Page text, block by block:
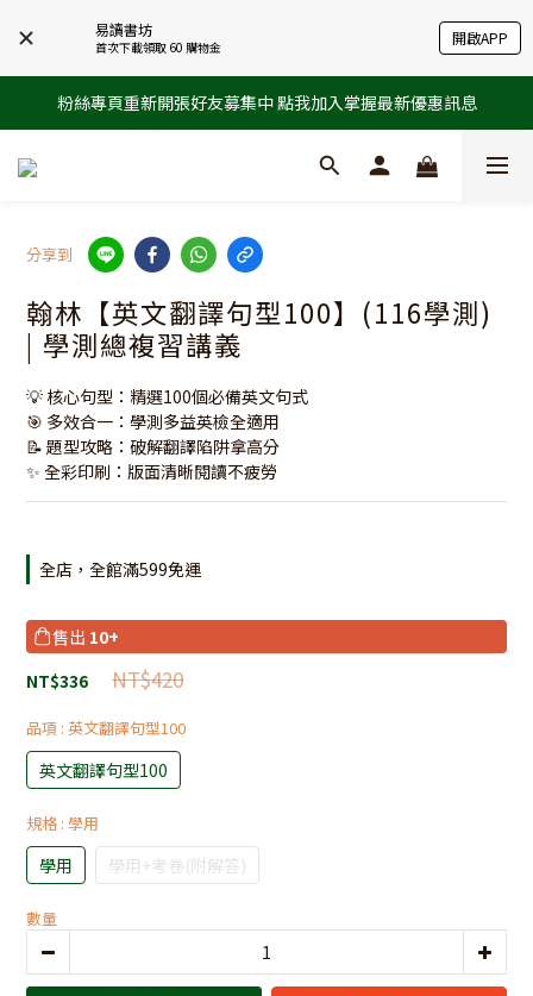
易讀書坊
首次下載領取 60 購物金 開啟APP
粉絲專頁重新開張好友募集中 點我加入掌握最新優惠訊息
分享到
翰林【英文翻譯句型100】(116學測)
| 學測總複習講義
💡 核心句型：精選100個必備英文句式
🎯 多效合一：學測多益英檢全適用
📝 題型攻略：破解翻譯陷阱拿高分
✨ 全彩印刷：版面清晰閱讀不疲勞
全店，全館滿599免運
售出 10+
NT$420
NT$336
品項 : 英文翻譯句型100
英文翻譯句型100
規格 : 學用
學用 學用+考卷(附解答)
數量